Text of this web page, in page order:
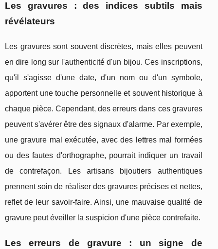
Les gravures : des indices subtils mais
révélateurs
Les gravures sont souvent discrètes, mais elles peuvent
en dire long sur l'authenticité d'un bijou. Ces inscriptions,
qu'il s'agisse d'une date, d'un nom ou d'un symbole,
apportent une touche personnelle et souvent historique à
chaque pièce. Cependant, des erreurs dans ces gravures
peuvent s'avérer être des signaux d'alarme. Par exemple,
une gravure mal exécutée, avec des lettres mal formées
ou des fautes d'orthographe, pourrait indiquer un travail
de contrefaçon. Les artisans bijoutiers authentiques
prennent soin de réaliser des gravures précises et nettes,
reflet de leur savoir-faire. Ainsi, une mauvaise qualité de
gravure peut éveiller la suspicion d'une pièce contrefaite.
Les erreurs de gravure : un signe de